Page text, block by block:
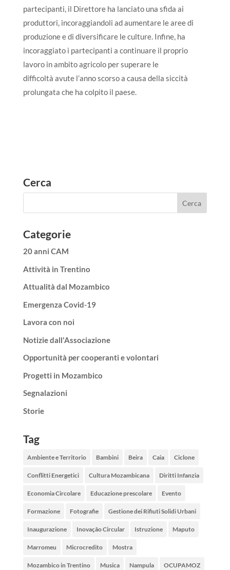
partecipanti, il Direttore ha lanciato una sfida ai
produttori, incoraggiandoli ad aumentare le aree di
produzione e di diversificare le culture. Infine, ha
incoraggiato i partecipanti a continuare il proprio
lavoro in ambito agricolo per superare le
difficoltà avute l’anno scorso a causa della siccità
prolungata che ha colpito il paese.
Cerca
Categorie
20 anni CAM
Attività in Trentino
Attualità dal Mozambico
Emergenza Covid-19
Lavora con noi
Notizie dall'Associazione
Opportunità per cooperanti e volontari
Progetti in Mozambico
Segnalazioni
Storie
Tag
Ambiente e Territorio Bambini Beira Caia Ciclone
Conflitti Energetici Cultura Mozambicana Diritti Infanzia
Economia Circolare Educazione prescolare Evento
Formazione Fotografie Gestione dei Rifiuti Solidi Urbani
Inaugurazione Inovação Circular Istruzione Maputo
Marromeu Microcredito Mostra
Mozambico in Trentino Musica Nampula OCUPAMOZ